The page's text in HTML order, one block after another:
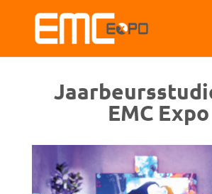
EMC Expo